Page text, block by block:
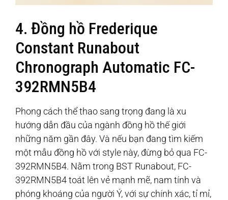
4. Đồng hồ Frederique
Constant Runabout
Chronograph Automatic FC-
392RMN5B4
Phong cách thể thao sang trọng đang là xu
hướng dẫn đầu của ngành đồng hồ thế giới
những năm gần đây. Và nếu bạn đang tìm kiếm
một mẫu đồng hồ với style này, đừng bỏ qua FC-
392RMN5B4. Nằm trong BST Runabout, FC-
392RMN5B4 toát lên vẻ mạnh mẽ, nam tính và
phóng khoáng của người Ý, với sự chính xác, tỉ mỉ,